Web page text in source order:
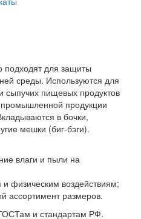
для защиты
среды. Используются для
сыпучих пищевых продуктов
продукции
в бочки,
мешки (биг-бэги).
влаги и пыли на
физическим воздействиям;
ассортимент размеров.
и стандартам РФ.